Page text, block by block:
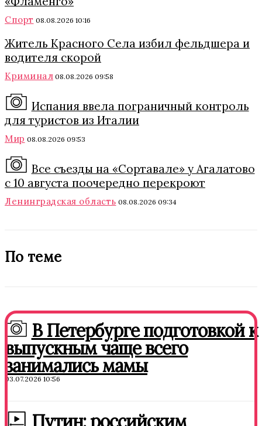
Спорт 08.08.2026 10:16
Житель Красного Села избил фельдшера и
водителя скорой
Криминал 08.08.2026 09:58
Испания ввела пограничный контроль
для туристов из Италии
Мир 08.08.2026 09:53
Все съезды на «Сортавале» у Агалатово
с 10 августа поочередно перекроют
Ленинградская область 08.08.2026 09:34
По теме
В Петербурге подготовкой к
выпускным чаще всего
занимались мамы
03.07.2026 10:56
Путин: российским